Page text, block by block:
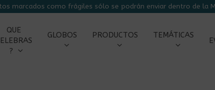
marcados como frágiles sólo se podrán enviar dentro de la
QUE
?
GLOBOS PRODUCTOS TEMÁTICAS